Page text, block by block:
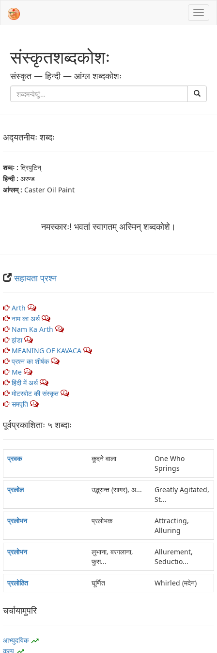
संस्‍कृतशब्‍दकोशः
संस्‍कृत — हिन्दी — आंग्ल शब्‍दकोशः
अद्‍यतनीयः शब्‍दः
शब्‍दः : त्रिपुटिन्
हिन्दी : अरण्ड
आंग्‍लम् : Caster Oil Paint
नमस्कारः! भवतां स्वागतम् अस्मिन् शब्‍दकोशे।
सहायता प्रश्न
Arth 1
नाम का अर्थ 3
Nam Ka Arth 3
झंडा 1
MEANING OF KAVACA 1
प्रश्न का शीर्षक 1
Me 1
हिंदी में अर्थ 5
मोटरबोट की संस्कृत 1
समपृति 1
पूर्वप्रकाशिताः ५ शब्‍दाः
प्रवक कूदने वाला
One Who
Springs
प्रलोल उद्भ्रान्त (सागर), अ...
Greatly Agitated,
St...
प्रलोभन प्रलोभक
Attracting,
Alluring
प्रलोभन
लुभाना‚ बरगलाना‚
फुस...
Allurement,
Seductio...
प्रलोठित घूर्णित Whirled (मदेन)
चर्चायामुपरि
आभ्युदयिक trending_up
कल्प